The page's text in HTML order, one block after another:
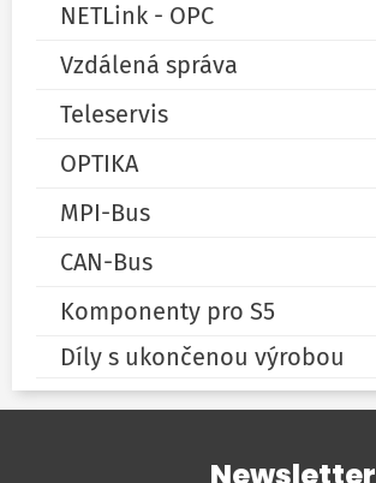
NETLink - OPC
Vzdálená správa
Teleservis
OPTIKA
MPI-Bus
CAN-Bus
Komponenty pro S5
Díly s ukončenou výrobou